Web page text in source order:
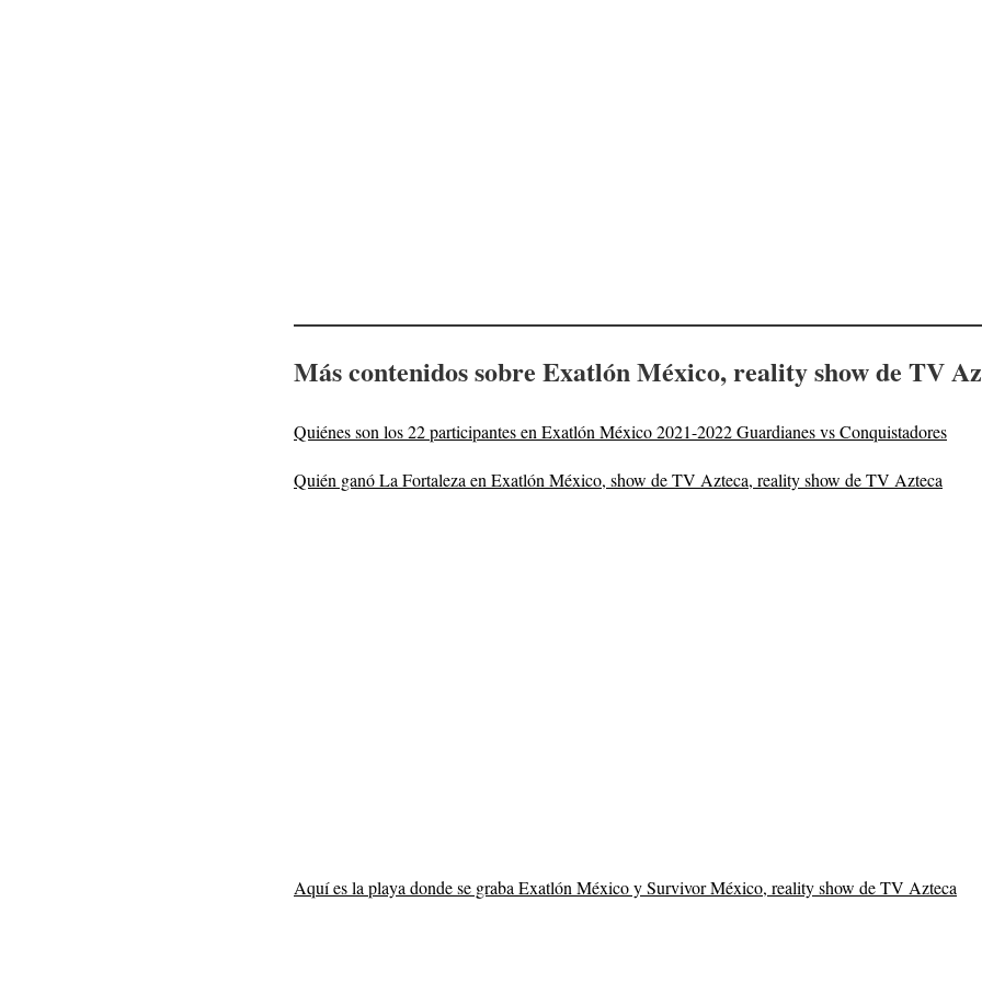
Más contenidos sobre Exatlón México, reality show de TV
Quiénes son los 22 participantes en Exatlón México 2021-2022 Guardianes vs Conquistadores
Quién ganó La Fortaleza en Exatlón México, show de TV Azteca, reality show de TV Azteca
Aquí es la playa donde se graba Exatlón México y Survivor México, reality show de TV Azteca